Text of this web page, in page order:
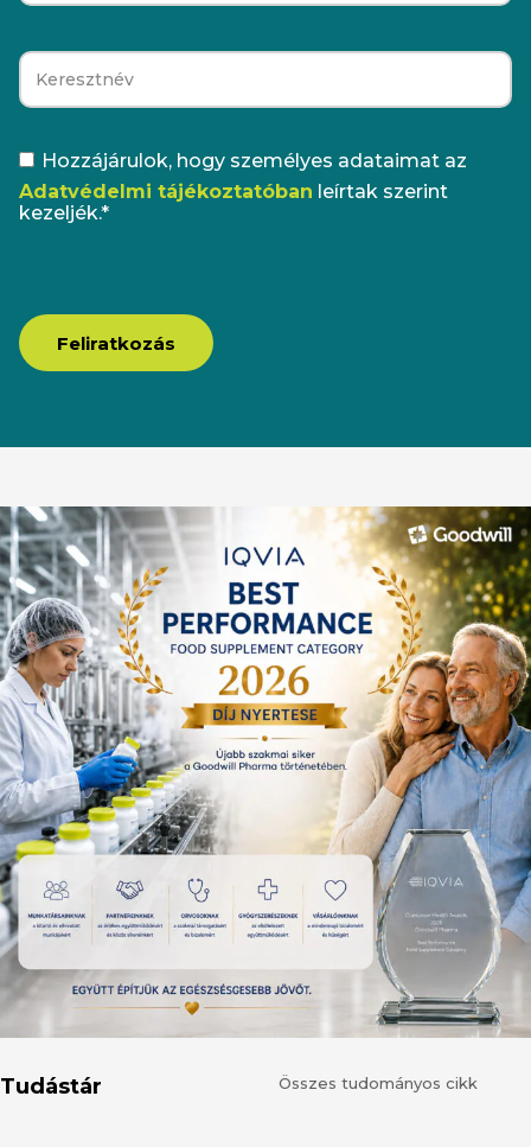
Hozzájárulok, hogy személyes adataimat az
Adatvédelmi tájékoztatóban leírtak szerint
kezeljék.*
Tudástár Összes tudományos cikk